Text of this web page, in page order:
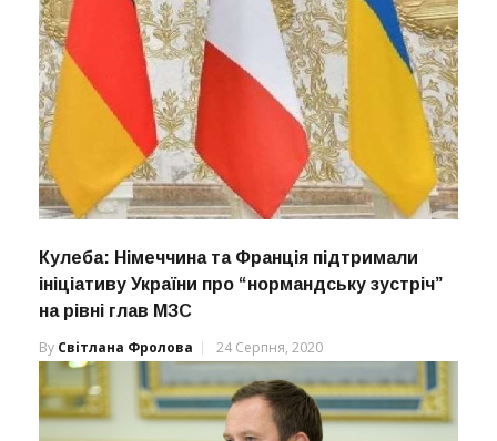
Кулеба: Німеччина та Франція підтримали
ініціативу України про “нормандську зустріч”
на рівні глав МЗС
By Світлана Фролова 24 Серпня, 2020